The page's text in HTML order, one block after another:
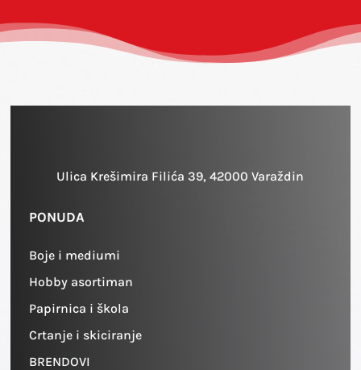
Ulica Krešimira Filića 39, 42000 Varaždin
PONUDA
Boje i mediumi
Hobby asortiman
Papirnica i škola
Crtanje i skiciranje
BRENDOVI